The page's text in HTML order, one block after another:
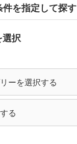
件を指定して探す
選択